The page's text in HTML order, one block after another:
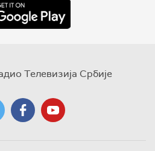
Телевизија Србије